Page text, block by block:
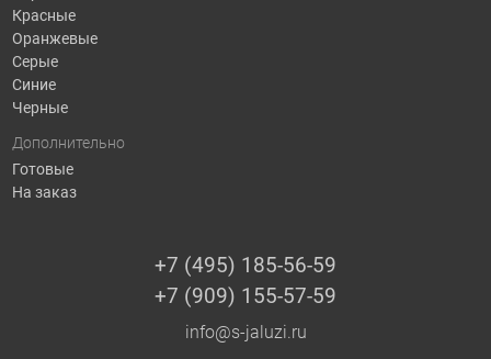
Красные
Оранжевые
Серые
Синие
Черные
Дополнительно
Готовые
На заказ
+7 (495) 185-56-59
+7 (909) 155-57-59
info@s-jaluzi.ru